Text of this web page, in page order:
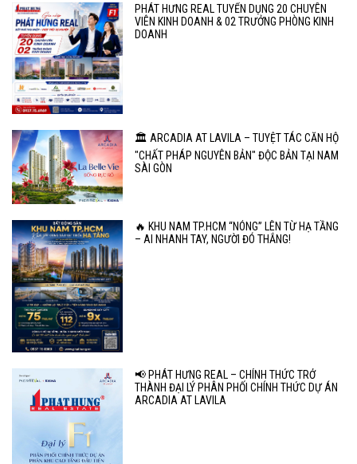
PHÁT HƯNG REAL TUYỂN DỤNG 20 CHUYÊN
VIÊN KINH DOANH & 02 TRƯỞNG PHÒNG KINH
DOANH
🏛️ ARCADIA AT LAVILA – TUYỆT TÁC CĂN HỘ
"CHẤT PHÁP NGUYÊN BẢN" ĐỘC BẢN TẠI NAM
SÀI GÒN
🔥 KHU NAM TP.HCM “NÓNG” LÊN TỪ HẠ TẦNG
– AI NHANH TAY, NGƯỜI ĐÓ THẮNG!
📢 PHÁT HƯNG REAL – CHÍNH THỨC TRỞ
THÀNH ĐẠI LÝ PHÂN PHỐI CHÍNH THỨC DỰ ÁN
ARCADIA AT LAVILA